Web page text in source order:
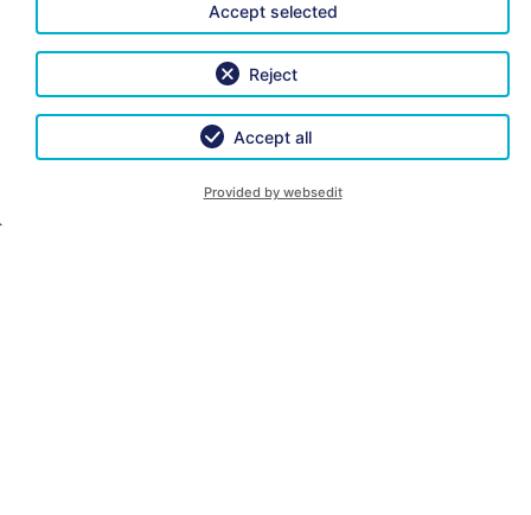
Reject
Accept selected
Accept all
Provided by websedit